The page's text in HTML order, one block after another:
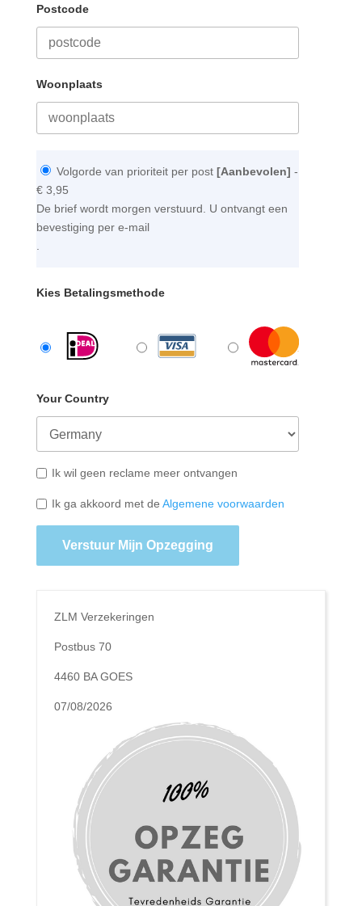
Postcode
Woonplaats
Volgorde van prioriteit per post [Aanbevolen] -
€ 3,95
De brief wordt morgen verstuurd. U ontvangt een
bevestiging per e-mail
.
Kies Betalingsmethode
Your Country
Ik wil geen reclame meer ontvangen
Ik ga akkoord met de Algemene voorwaarden
Verstuur Mijn Opzegging
ZLM Verzekeringen
Postbus 70
4460 BA GOES
07/08/2026